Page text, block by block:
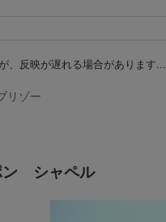
、反映が遅れる場合があります...
リゾー
ン シャペル